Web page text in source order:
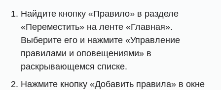
Найдите кнопку «Правило» в разделе
«Переместить» на ленте «Главная».
Выберите его и нажмите «Управление
правилами и оповещениями» в
раскрывающемся списке.
Нажмите кнопку «Добавить правила» в окне